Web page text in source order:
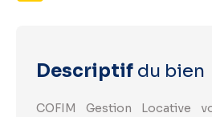
Descriptif du bien
COFIM Gestion Locative